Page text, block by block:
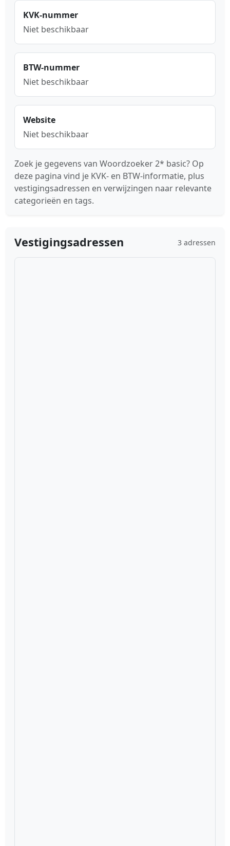
KVK-nummer
Niet beschikbaar
BTW-nummer
Niet beschikbaar
Website
Niet beschikbaar
Zoek je gegevens van Woordzoeker 2* basic? Op
deze pagina vind je KVK- en BTW-informatie, plus
vestigingsadressen en verwijzingen naar relevante
categorieën en tags.
Vestigingsadressen 3 adressen